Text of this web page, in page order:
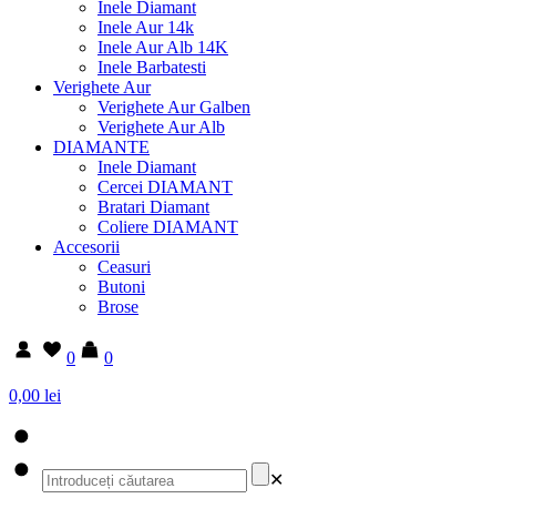
Inele Diamant
Inele Aur 14k
Inele Aur Alb 14K
Inele Barbatesti
Verighete Aur
Verighete Aur Galben
Verighete Aur Alb
DIAMANTE
Inele Diamant
Cercei DIAMANT
Bratari Diamant
Coliere DIAMANT
Accesorii
Ceasuri
Butoni
Brose
0
0
0,00 lei
✕